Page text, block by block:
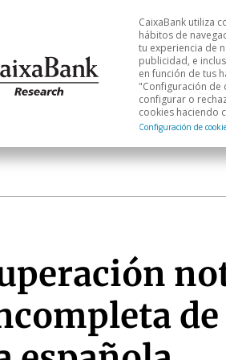
Economía y mercados Análisis
CaixaBank utiliza
hábitos de
tu experiencia de
publicidad, e
en función de tus
"Configuración de
configurar o
cookies haciendo
Configuración de
de